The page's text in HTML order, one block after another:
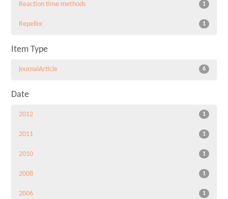
1
Reaction time methods
1
Repellor
Item Type
6
journalArticle
Date
1
2012
1
2011
1
2010
1
2008
1
2006